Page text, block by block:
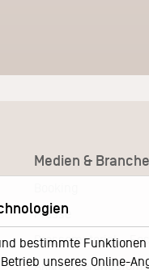
Medien & Branche
Presse
Pressematerial –
bestimmte
unseres Online-